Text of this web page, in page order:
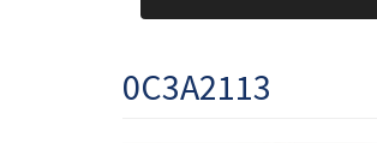
0C3A2113